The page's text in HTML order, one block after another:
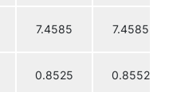
7.4585 7.4585
0.8525 0.8552